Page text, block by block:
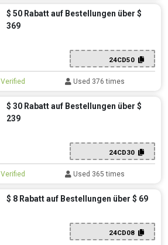
$ 50 Rabatt auf Bestellungen über $
369
24CD50
Verified Used 376 times
$ 30 Rabatt auf Bestellungen über $
239
24CD30
Verified Used 365 times
$ 8 Rabatt auf Bestellungen über $ 69
24CD08